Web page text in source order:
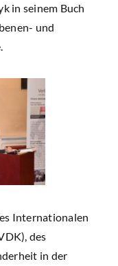
in seinem Buch
und
Internationalen
des
in der